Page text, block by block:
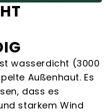
wasserdicht (3000
Außenhaut. Es
dass es
starkem Wind